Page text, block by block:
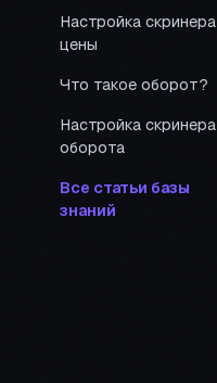
Настройка скринера
цены
Что такое оборот?
Настройка скринера
оборота
Все статьи базы
знаний